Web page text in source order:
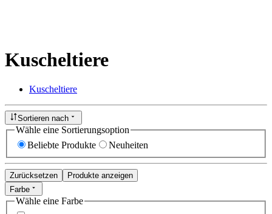
Kuscheltiere
Kuscheltiere
Sortieren nach
Wähle eine Sortierungsoption
Beliebte Produkte
Neuheiten
Zurücksetzen
Produkte anzeigen
Farbe
Wähle eine Farbe